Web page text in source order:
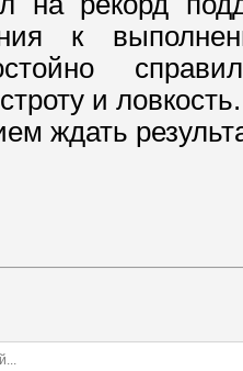
к
и
ждать